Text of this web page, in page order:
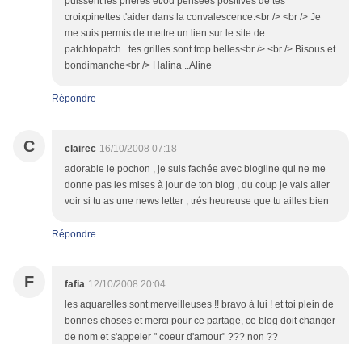
croixpinettes t'aider dans la convalescence.<br /> <br /> Je
me suis permis de mettre un lien sur le site de
patchtopatch...tes grilles sont trop belles<br /> <br /> Bisous et
bondimanche<br /> Halina ..Aline
Répondre
C clairec 16/10/2008 07:18
adorable le pochon , je suis fachée avec blogline qui ne me
donne pas les mises à jour de ton blog , du coup je vais aller
voir si tu as une news letter , trés heureuse que tu ailles bien
Répondre
F fafia 12/10/2008 20:04
les aquarelles sont merveilleuses !! bravo à lui ! et toi plein de
bonnes choses et merci pour ce partage, ce blog doit changer
de nom et s'appeler " coeur d'amour" ??? non ??